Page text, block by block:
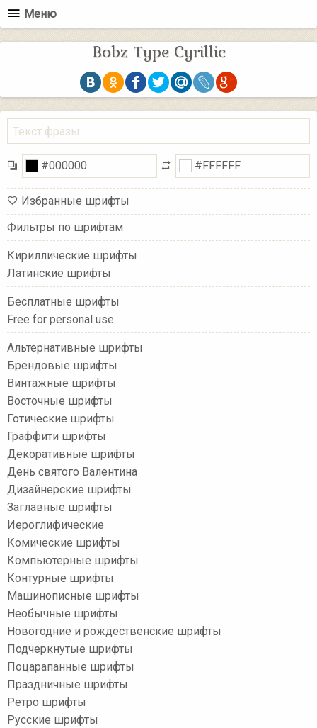
Меню
Bobz Type Cyrillic
Избранные шрифты
Фильтры по шрифтам
Кириллические шрифты
Латинские шрифты
Бесплатные шрифты
Free for personal use
Альтернативные шрифты
Брендовые шрифты
Винтажные шрифты
Восточные шрифты
Готические шрифты
Граффити шрифты
Декоративные шрифты
День святого Валентина
Дизайнерские шрифты
Заглавные шрифты
Иероглифические
Комические шрифты
Компьютерные шрифты
Контурные шрифты
Машинописные шрифты
Необычные шрифты
Новогодние и рождественские шрифты
Подчеркнутые шрифты
Поцарапанные шрифты
Праздничные шрифты
Ретро шрифты
Русские шрифты